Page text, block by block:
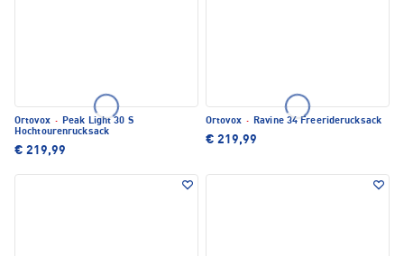
Ortovox · Peak Light 30 S
Hochtourenrucksack
€ 219,99
Ortovox · Ravine 34 Freeriderucksack
€ 219,99